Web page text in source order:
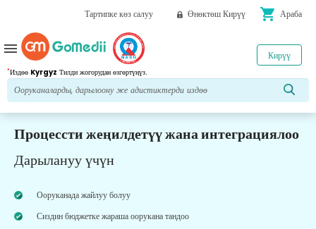
Тартипке көз салуу Өнөктөш Кирүү shopping_cart Араба
*Издөө Kyrgyz Тилди жогорудан өзгөртүңүз.
Кирүү
menu
Процессти жеңилдетүү жана интеграциялоо
Дарылануу үчүн
Ооруканада жайлуу болуу
Сиздин бюджетке жараша оорукана тандоо